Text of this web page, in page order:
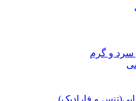
سرد و گرم
و فارادیک)